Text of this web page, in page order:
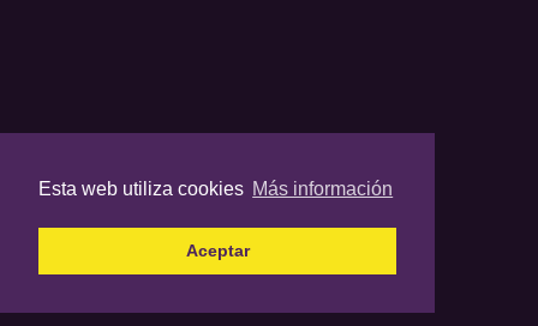
Esta web utiliza cookies Más información
Aceptar